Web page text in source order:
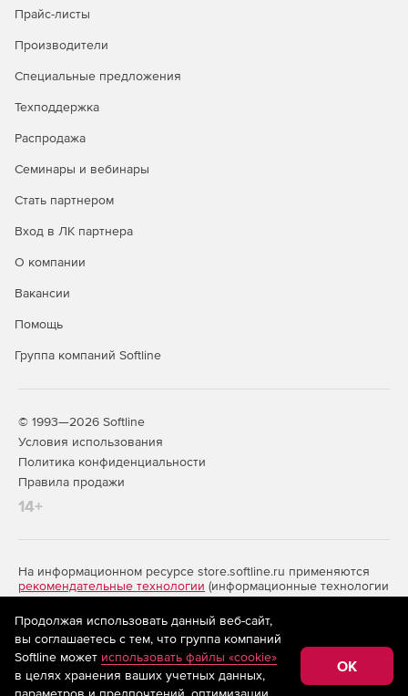
Прайс-листы
Производители
Специальные предложения
Техподдержка
Распродажа
Семинары и вебинары
Стать партнером
Вход в ЛК партнера
О компании
Вакансии
Помощь
Группа компаний Softline
© 1993—2026 Softline
Условия использования
Политика конфиденциальности
Правила продажи
14+
На информационном ресурсе store.softline.ru применяются
рекомендательные технологии (информационные технологии
предоставления информации на основе сбора,
систематизации и анализа сведений, относящихся к
предпочтениям пользователей сети «Интернет»,
находящихся на территории Российской Федерации)
Продолжая использовать данный веб-сайт,
вы соглашаетесь с тем, что группа компаний
Softline может использовать файлы «cookie»
в целях хранения ваших учетных данных,
OK